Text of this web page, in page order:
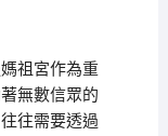
祖宮作為重
無數信眾的
往需要透過